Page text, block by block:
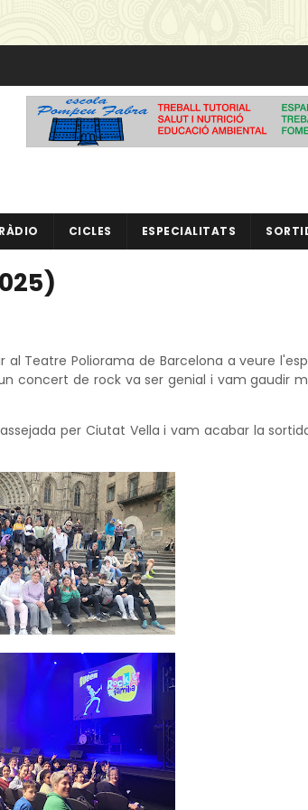
RÀDIO CICLES ESPECIALITATS
al Teatre Poliorama de Barcelona a veure
concert de rock va ser genial i vam gaudir
per Ciutat Vella i vam acabar la